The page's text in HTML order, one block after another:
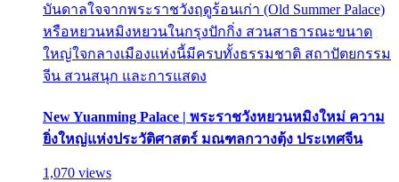
บันดาลใจจากพระราชวังฤดูร้อนเก่า (Old Summer Palace)
หรือหยวนหมิงหยวนในกรุงปักกิ่ง สวนสาธารณะขนาด
ใหญ่ใจกลางเมืองแห่งนี้มีครบทั้งธรรมชาติ สถาปัตยกรรม
จีน สวนสนุก และการแสดง
New Yuanming Palace | พระราชวังหยวนหมิงใหม่ ความ
ยิ่งใหญ่แห่งประวัติศาสตร์ มณฑลกวางตุ้ง ประเทศจีน
1,070 views